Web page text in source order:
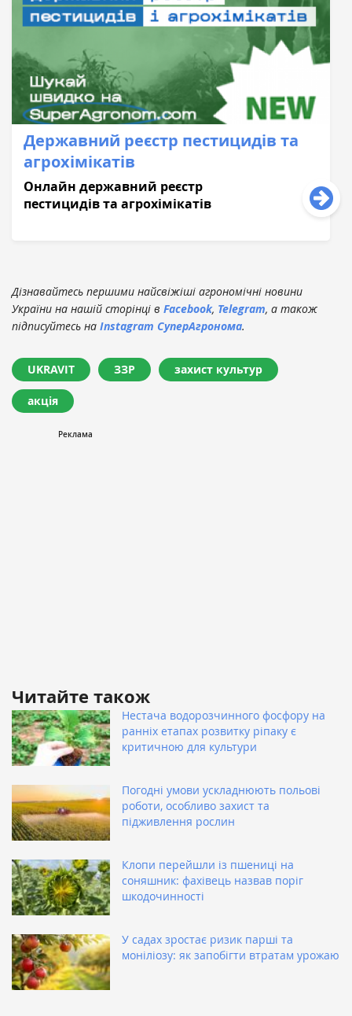
Державний реєстр пестицидів та
агрохімікатів
Онлайн державний реєстр
пестицидів та агрохімікатів
Дізнавайтесь першими найсвіжіші агрономічні новини
України на нашій сторінці в Facebook, Telegram, а також
підписуйтесь на Instagram СуперАгронома.
UKRAVIT ЗЗР захист культур
акція
Читайте також
Нестача водорозчинного фосфору на
ранніх етапах розвитку ріпаку є
критичною для культури
Погодні умови ускладнюють польові
роботи, особливо захист та
підживлення рослин
Клопи перейшли із пшениці на
соняшник: фахівець назвав поріг
шкодочинності
У садах зростає ризик парші та
моніліозу: як запобігти втратам урожаю